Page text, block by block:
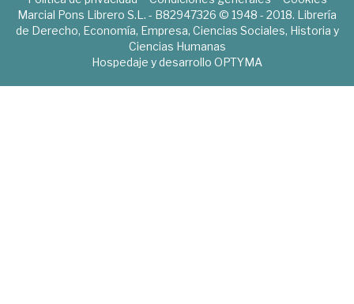
Marcial Pons Librero S.L. - B82947326 © 1948 - 2018. Librería
de Derecho, Economía, Empresa, Ciencias Sociales, Historia y
Ciencias Humanas
Hospedaje y desarrollo OPTYMA